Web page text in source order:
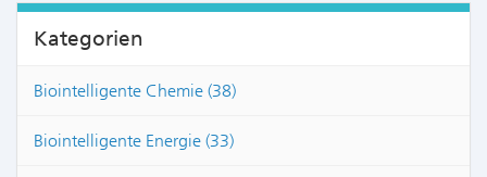
Kategorien
Biointelligente Chemie (38)
Biointelligente Energie (33)